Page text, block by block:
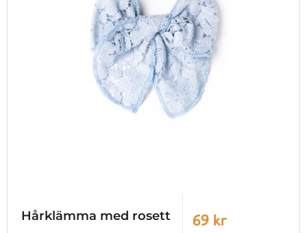
Hårklämma med rosett 69 kr